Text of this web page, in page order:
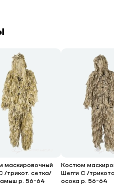
маскировочный
/трикот. сетка/
р. 56-64
Костюм
Шегги С /
осока р. 56-64